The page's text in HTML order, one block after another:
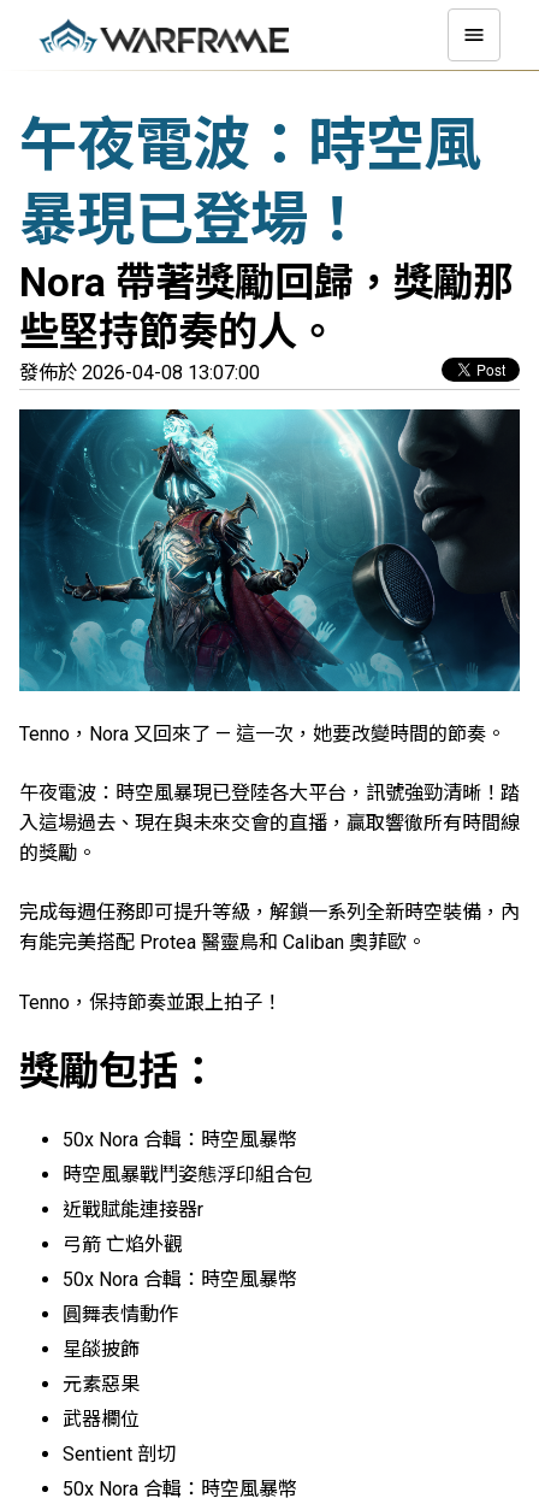
午夜電波：時空風
暴現已登場！
Nora 帶著獎勵回歸，獎勵那
些堅持節奏的人。
發佈於 2026-04-08 13:07:00
Tenno，Nora 又回來了 — 這一次，她要改變時間的節奏。
午夜電波：時空風暴現已登陸各大平台，訊號強勁清晰！踏
入這場過去、現在與未來交會的直播，贏取響徹所有時間線
的獎勵。
完成每週任務即可提升等級，解鎖一系列全新時空裝備，內
有能完美搭配 Protea 醫靈鳥和 Caliban 奧菲歐。
Tenno，保持節奏並跟上拍子！
獎勵包括：
50x Nora 合輯：時空風暴幣
時空風暴戰鬥姿態浮印組合包
近戰賦能連接器r
弓箭 亡焰外觀
50x Nora 合輯：時空風暴幣
圓舞表情動作
星燄披飾
元素惡果
武器欄位
Sentient 剖切
50x Nora 合輯：時空風暴幣